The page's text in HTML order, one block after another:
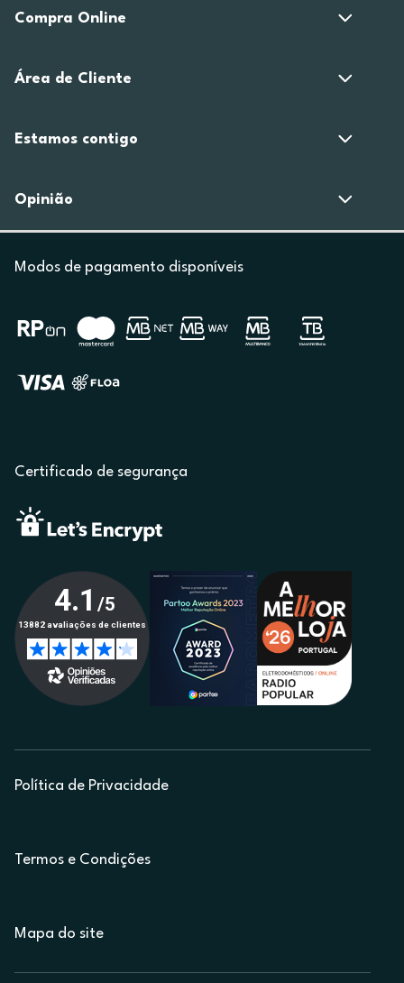
Compra Online
Área de Cliente
Estamos contigo
Opinião
Modos de pagamento disponíveis
Certificado de segurança
Política de Privacidade
Termos e Condições
Mapa do site